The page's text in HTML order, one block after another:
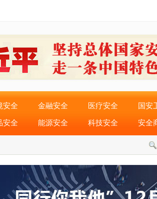
安全 金融安全 医疗安全 国安
安全 能源安全 科技安全 安全